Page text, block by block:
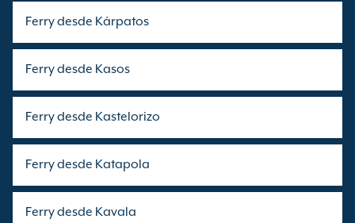
Ferry desde Kárpatos
Ferry desde Kasos
Ferry desde Kastelorizo
Ferry desde Katapola
Ferry desde Kavala